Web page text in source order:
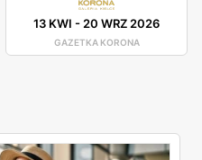
13 KWI - 20 WRZ 2026
GAZETKA KORONA